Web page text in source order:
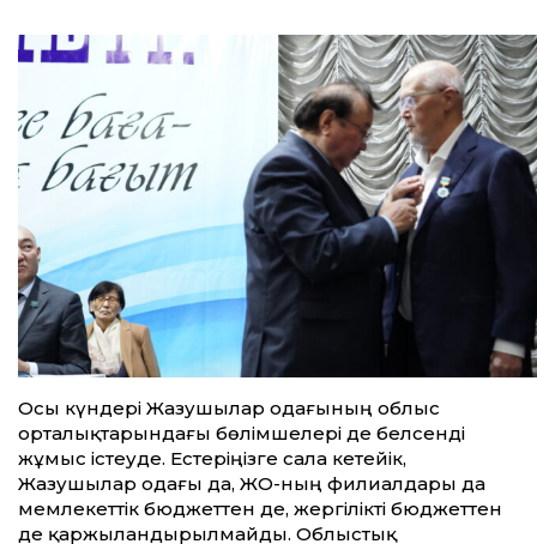
Осы күндері Жазушылар одағының облыс
орталықтарындағы бөлімшелері де белсенді
жұмыс істеуде. Естеріңізге сала кетейік,
Жазушылар одағы да, ЖО-ның филиалдары да
мемлекеттік бюджеттен де, жергілікті бюджеттен
де қаржыландырылмайды. Облыстық